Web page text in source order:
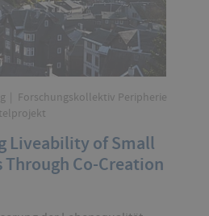
Forschungskollektiv Peripherie
Liveability of Small
Co-Creation